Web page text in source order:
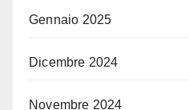
Gennaio 2025
Dicembre 2024
Novembre 2024